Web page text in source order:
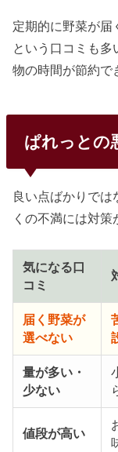
定期的に野菜が届
という口コミも多
物の時間が節約で
ぱれっとの
良い点ばかりでは
くの不満には対策
気になる口
コミ
届く野菜が
選べない
量が多い・
少ない
値段が高い